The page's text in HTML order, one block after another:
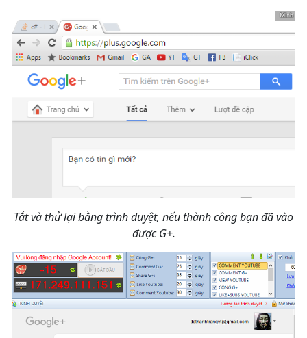
Tắt và thử lại bằng trình duyệt, nếu thành công bạn đã vào
được G+.